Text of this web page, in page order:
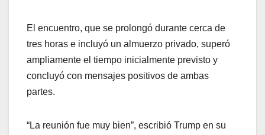
El encuentro, que se prolongó durante cerca de
tres horas e incluyó un almuerzo privado, superó
ampliamente el tiempo inicialmente previsto y
concluyó con mensajes positivos de ambas
partes.
“La reunión fue muy bien”, escribió Trump en su